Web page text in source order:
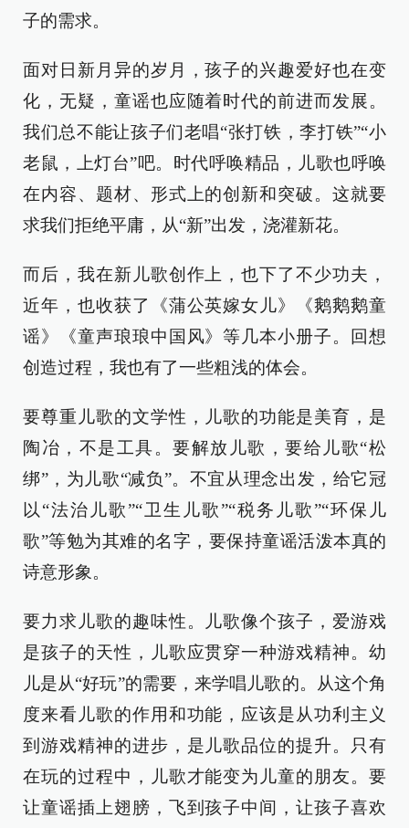
子的需求。
面对日新月异的岁月，孩子的兴趣爱好也在变
化，无疑，童谣也应随着时代的前进而发展。
我们总不能让孩子们老唱“张打铁，李打铁”“小
老鼠，上灯台”吧。时代呼唤精品，儿歌也呼唤
在内容、题材、形式上的创新和突破。这就要
求我们拒绝平庸，从“新”出发，浇灌新花。
而后，我在新儿歌创作上，也下了不少功夫，
近年，也收获了《蒲公英嫁女儿》《鹅鹅鹅童
谣》《童声琅琅中国风》等几本小册子。回想
创造过程，我也有了一些粗浅的体会。
要尊重儿歌的文学性，儿歌的功能是美育，是
陶冶，不是工具。要解放儿歌，要给儿歌“松
绑”，为儿歌“减负”。不宜从理念出发，给它冠
以“法治儿歌”“卫生儿歌”“税务儿歌”“环保儿
歌”等勉为其难的名字，要保持童谣活泼本真的
诗意形象。
要力求儿歌的趣味性。儿歌像个孩子，爱游戏
是孩子的天性，儿歌应贯穿一种游戏精神。幼
儿是从“好玩”的需要，来学唱儿歌的。从这个角
度来看儿歌的作用和功能，应该是从功利主义
到游戏精神的进步，是儿歌品位的提升。只有
在玩的过程中，儿歌才能变为儿童的朋友。要
让童谣插上翅膀，飞到孩子中间，让孩子喜欢